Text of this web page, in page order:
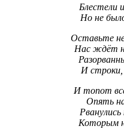
Блестели
Но не
Оставьте
Нас ждёт
И строки,
И топот
Опять
Которым